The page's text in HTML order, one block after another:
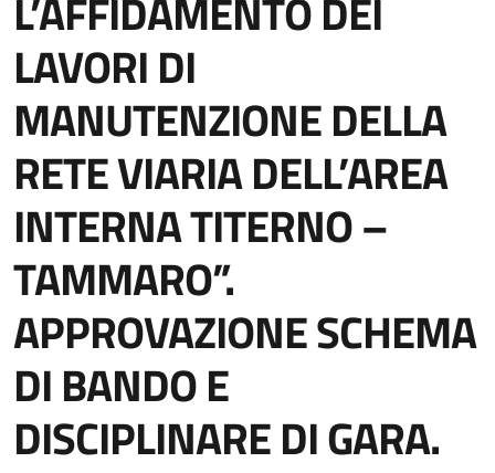
L’AFFIDAMENTO DEI
LAVORI DI
MANUTENZIONE DELLA
RETE VIARIA DELL’AREA
INTERNA TITERNO –
TAMMARO”.
APPROVAZIONE SCHEMA
DI BANDO E
DISCIPLINARE DI GARA.